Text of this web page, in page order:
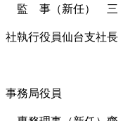
監 事（新任） 三
社執行役員仙台支社長
事務局役員